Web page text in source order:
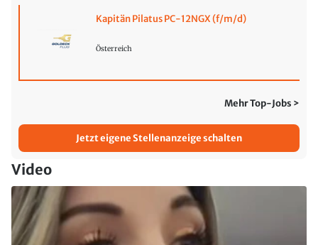
Kapitän Pilatus PC-12NGX (f/m/d)
Österreich
Mehr Top-Jobs >
Jetzt eigene Stellenanzeige schalten
Video